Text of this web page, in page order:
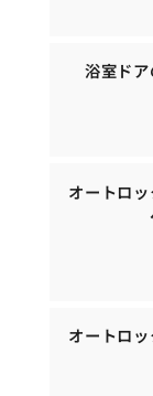
浴室ド
オートロ
オートロ